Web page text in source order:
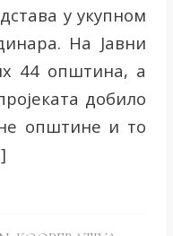
у укупном
На Јавни
44 општина, а
добило
општине и то